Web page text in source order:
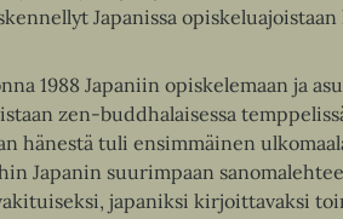
Japanissa
1988 Japaniin opiskelemaan ja
zen-buddhalaisessa
hänestä tuli ensimmäinen
Japanin suurimpaan
japaniksi kirjoittavaksi